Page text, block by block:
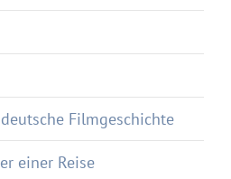
Filmgeschichte
einer Reise